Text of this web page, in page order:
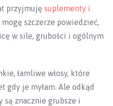
przyjmuję suplementy i
szczerze powiedzieć,
w sile, grubości i ogólnym
łamliwe włosy, które
gdy je myłam. Ale odkąd
są znacznie grubsze i